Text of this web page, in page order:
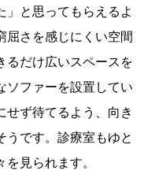
と思ってもらえるよ
屈さを感じにくい空間
るだけ広いスペースを
ソファーを設置してい
せず待てるよう、向き
です。診療室もゆと
見られます。